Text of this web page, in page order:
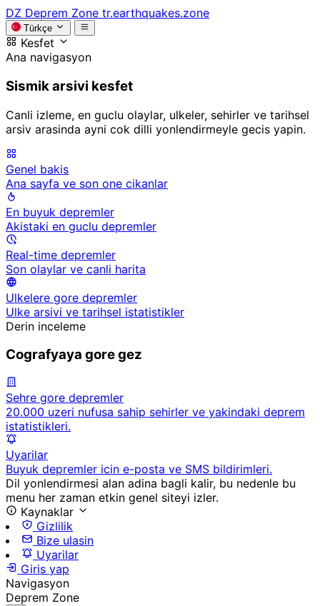
DZ Deprem Zone tr.earthquakes.zone
Türkçe
Kesfet
Ana navigasyon
Sismik arsivi kesfet
Canli izleme, en guclu olaylar, ulkeler, sehirler ve tarihsel
arsiv arasinda ayni cok dilli yonlendirmeyle gecis yapin.
Genel bakis
Ana sayfa ve son one cikanlar
En buyuk depremler
Akistaki en guclu depremler
Real-time depremler
Son olaylar ve canli harita
Ulkelere gore depremler
Ulke arsivi ve tarihsel istatistikler
Derin inceleme
Cografyaya gore gez
Sehre gore depremler
20.000 uzeri nufusa sahip sehirler ve yakindaki deprem
istatistikleri.
Uyarilar
Buyuk depremler icin e-posta ve SMS bildirimleri.
Dil yonlendirmesi alan adina bagli kalir, bu nedenle bu
menu her zaman etkin genel siteyi izler.
Kaynaklar
Gizlilik
Bize ulasin
Uyarilar
Giris yap
Navigasyon
Deprem Zone